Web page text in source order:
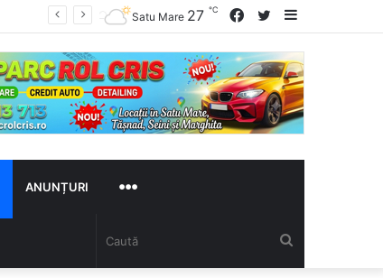
Sidebar
Twitter
Facebook
Satu Mare 27 ℃
ANUNȚURI
MULTE